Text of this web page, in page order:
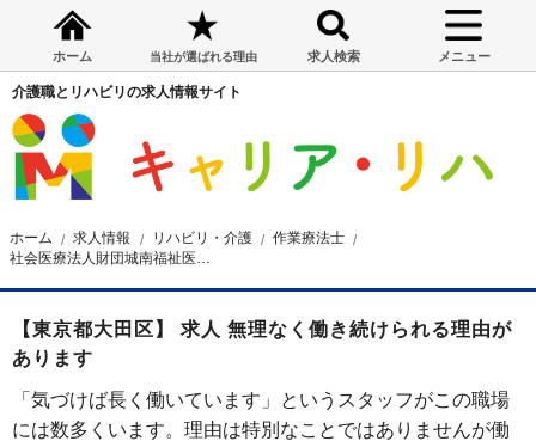
ホーム 当社が選ばれる理由 求人検索 メニュー
介護職とリハビリの求人情報サイト
ホーム 求人情報 リハビリ・介護
作業療法士
【東京都大田区】 求人 無理なく働き続けられる理由が
あります
「気づけば長く働いています」というスタッフがこの職場
には数多くいます。理由は特別なことではありませんが働